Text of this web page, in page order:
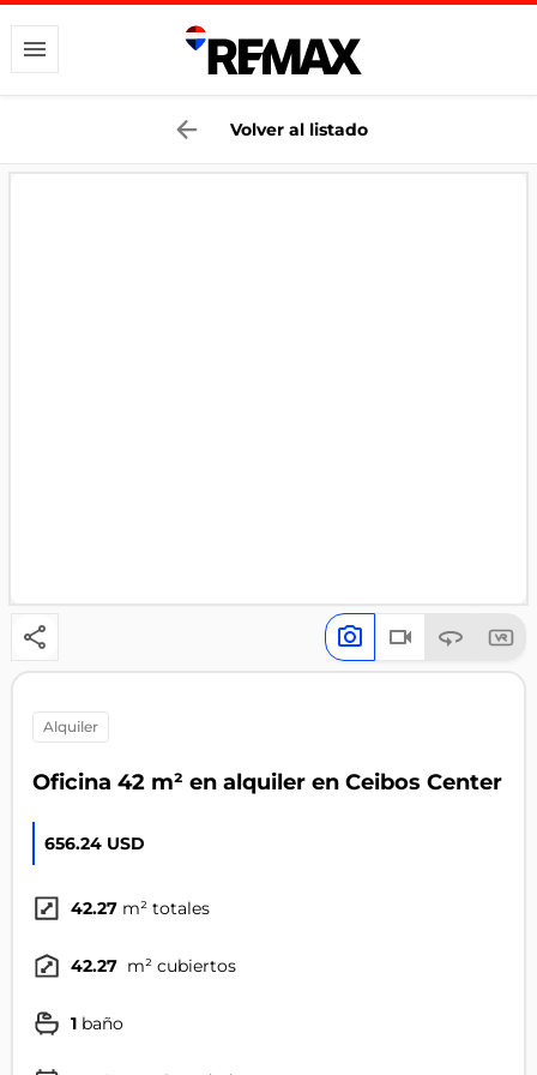
Volver al listado
alquiler
Oficina 42 m² en alquiler en Ceibos Center
656.24 USD
42.27 m² totales
42.27 m² cubiertos
1 baño